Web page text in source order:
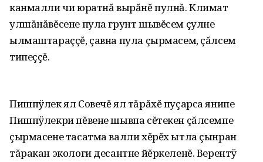
канмалли чи юратнă вырăнĕ пулнă. Климат
улшăнăвĕсене пула грунт шывĕсем çулне
ылмаштараççĕ, çавна пула çырмасем, çăлсем
типеççĕ.
Пишпÿлек ял Совечĕ ял тăрăхĕ пуçарса янипе
Пишпÿлекри пĕвене шывпа сĕтекен çăлсемпе
çырмасене тасатма валли хĕрĕх ытла çынран
тăракан экологи десантне йĕркеленĕ. Верентÿ